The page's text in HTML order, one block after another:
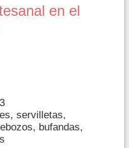
en el
servilletas,
bufandas,